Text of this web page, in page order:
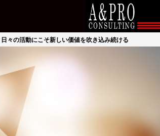
日々の活動にこそ新しい価値を吹き込み続ける